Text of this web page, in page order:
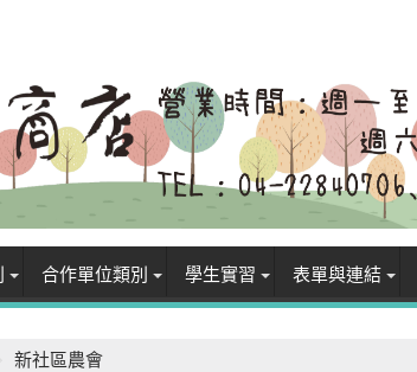
合作單位類別 學生實習 表單與連結
新社區農會